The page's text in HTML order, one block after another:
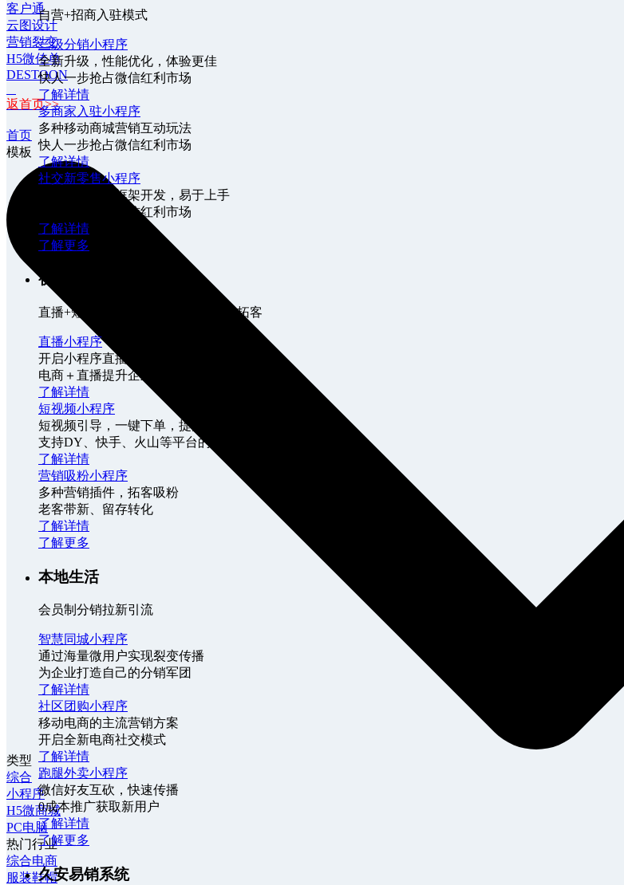
客户通
云图设计
营销裂变
H5微传单
DESTOON
返首页>>
首页
模板
类型
综合
小程序
H5微商城
PC电脑
热门行业
综合电商
服装鞋帽
自营+招商入驻模式
三级分销小程序
全新升级，性能优化，体验更佳
快人一步抢占微信红利市场
了解详情
多商家入驻小程序
多种移动商城营销互动玩法
快人一步抢占微信红利市场
了解详情
社交新零售小程序
基于当下流行框架开发，易于上手
快人一步抢占微信红利市场
了解详情
了解更多
视频小程序
直播+短视频营销，快速涨粉，轻松拓客
直播小程序
开启小程序直播卖货新时代
电商＋直播提升企业销售转化及复购
了解详情
短视频小程序
短视频引导，一键下单，提升成交率
支持DY、快手、火山等平台的导入
了解详情
营销吸粉小程序
多种营销插件，拓客吸粉
老客带新、留存转化
了解详情
了解更多
本地生活
会员制分销拉新引流
智慧同城小程序
通过海量微用户实现裂变传播
为企业打造自己的分销军团
了解详情
社区团购小程序
移动电商的主流营销方案
开启全新电商社交模式
了解详情
跑腿外卖小程序
微信好友互砍，快速传播
0成本推广获取新用户
了解详情
了解更多
久安易销系统